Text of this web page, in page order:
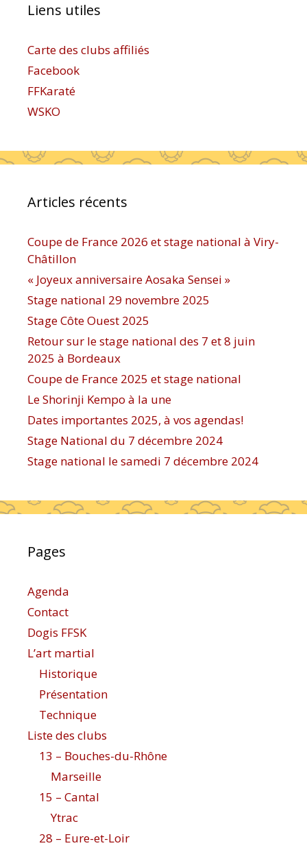
Liens utiles
Carte des clubs affiliés
Facebook
FFKaraté
WSKO
Articles récents
Coupe de France 2026 et stage national à Viry-
Châtillon
« Joyeux anniversaire Aosaka Sensei »
Stage national 29 novembre 2025
Stage Côte Ouest 2025
Retour sur le stage national des 7 et 8 juin
2025 à Bordeaux
Coupe de France 2025 et stage national
Le Shorinji Kempo à la une
Dates importantes 2025, à vos agendas!
Stage National du 7 décembre 2024
Stage national le samedi 7 décembre 2024
Pages
Agenda
Contact
Dogis FFSK
L’art martial
Historique
Présentation
Technique
Liste des clubs
13 – Bouches-du-Rhône
Marseille
15 – Cantal
Ytrac
28 – Eure-et-Loir